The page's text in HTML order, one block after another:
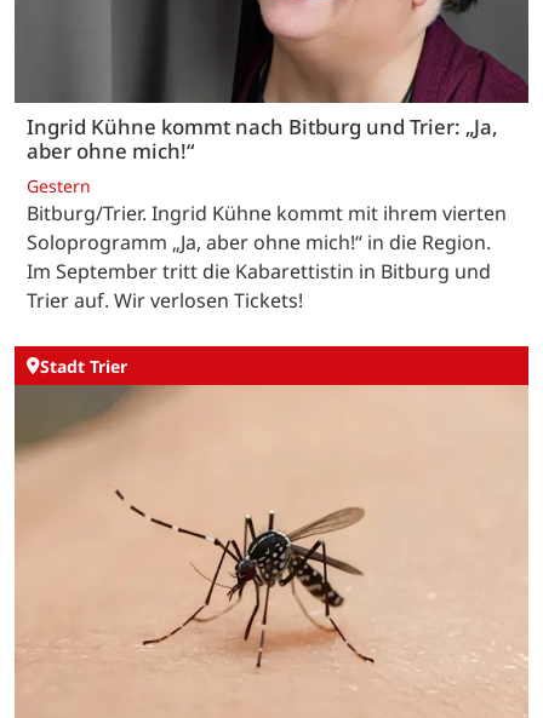
Ingrid Kühne kommt nach Bitburg und Trier: „Ja,
aber ohne mich!“
Gestern
Bitburg/Trier. Ingrid Kühne kommt mit ihrem vierten
Soloprogramm „Ja, aber ohne mich!“ in die Region.
Im September tritt die Kabarettistin in Bitburg und
Trier auf. Wir verlosen Tickets!
Stadt Trier